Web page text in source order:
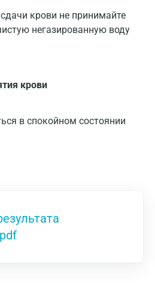
крови не принимайте
негазированную воду
крови
в спокойном состоянии